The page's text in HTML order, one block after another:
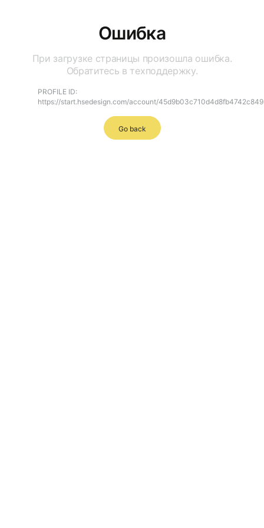
Ошибка
При загрузке страницы произошла ошибка.
Обратитесь в техподдержку.
PROFILE ID:
https://start.hsedesign.com/account/
Go back